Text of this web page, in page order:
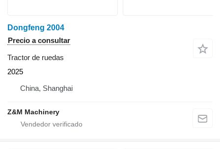
Dongfeng 2004
Precio a consultar
Tractor de ruedas
2025
China, Shanghai
Z&M Machinery